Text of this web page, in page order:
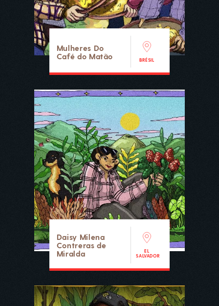
Mulheres Do
Café do Matão
BRÉSIL
Daisy Milena
Contreras de
Miralda
EL
SALVADOR